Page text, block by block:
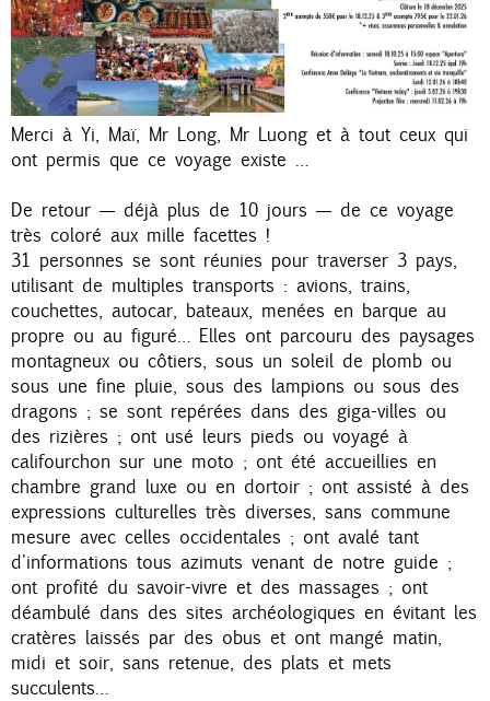
n
c
i
p
a
l
Merci à Yi, Maï, Mr Long, Mr Luong et à tout ceux qui
ont permis que ce voyage existe …
De retour — déjà plus de 10 jours — de ce voyage
très coloré aux mille facettes !
31 personnes se sont réunies pour traverser 3 pays,
utilisant de multiples transports : avions, trains,
couchettes, autocar, bateaux, menées en barque au
propre ou au figuré… Elles ont parcouru des paysages
montagneux ou côtiers, sous un soleil de plomb ou
sous une fine pluie, sous des lampions ou sous des
dragons ; se sont repérées dans des giga-villes ou
des rizières ; ont usé leurs pieds ou voyagé à
califourchon sur une moto ; ont été accueillies en
chambre grand luxe ou en dortoir ; ont assisté à des
expressions culturelles très diverses, sans commune
mesure avec celles occidentales ; ont avalé tant
d'informations tous azimuts venant de notre guide ;
ont profité du savoir-vivre et des massages ; ont
déambulé dans des sites archéologiques en évitant les
cratères laissés par des obus et ont mangé matin,
midi et soir, sans retenue, des plats et mets
succulents…